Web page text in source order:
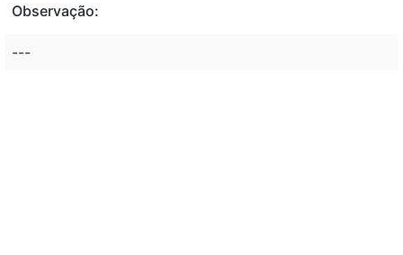
Observação:
---